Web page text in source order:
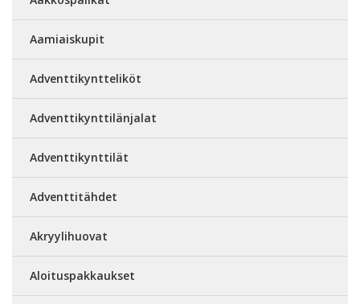
Aamiaiskupit
Adventtikyntteliköt
Adventtikynttilänjalat
Adventtikynttilät
Adventtitähdet
Akryylihuovat
Aloituspakkaukset